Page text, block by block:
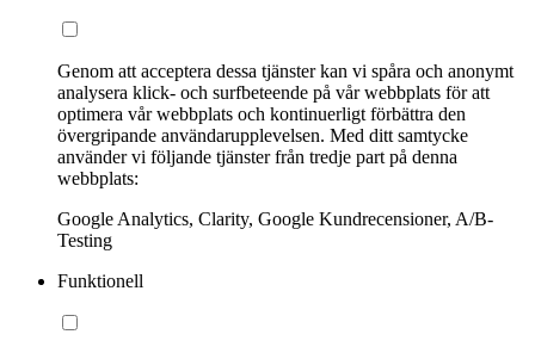
Genom att acceptera dessa tjänster kan vi spåra och anonymt
analysera klick- och surfbeteende på vår webbplats för att
optimera vår webbplats och kontinuerligt förbättra den
övergripande användarupplevelsen. Med ditt samtycke
använder vi följande tjänster från tredje part på denna
webbplats:
Google Analytics, Clarity, Google Kundrecensioner, A/B-
Testing
Funktionell